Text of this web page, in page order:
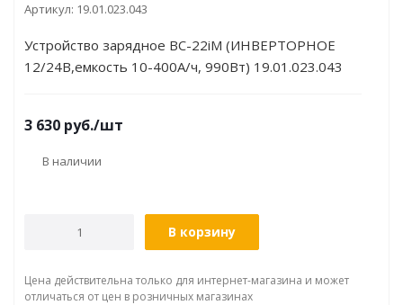
Артикул: 19.01.023.043
Устройство зарядное BC-22iM (ИНВЕРТОРНОЕ
12/24В,емкость 10-400А/ч, 990Вт) 19.01.023.043
3 630 руб./шт
В наличии
В корзину
Цена действительна только для интернет-магазина и может
отличаться от цен в розничных магазинах